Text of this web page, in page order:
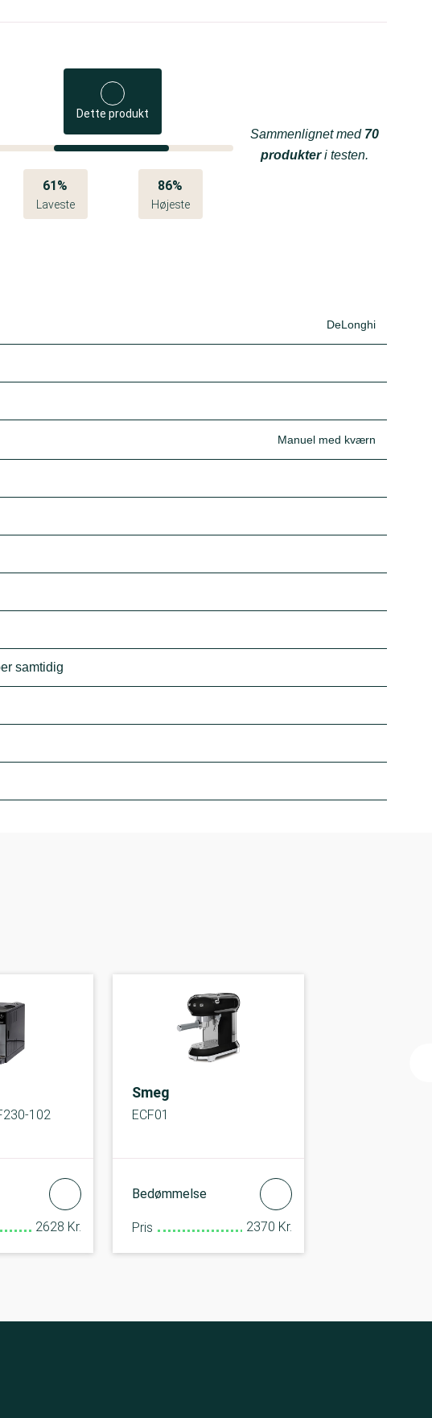
Dette produkt
61%
Laveste
86%
Højeste
Sammenlignet med 70
produkteri testen.
DeLonghi
Manuel med kværn
samtidig
102
2628 Kr.
Smeg
ECF01
Bedømmelse
Pris 2370 Kr.